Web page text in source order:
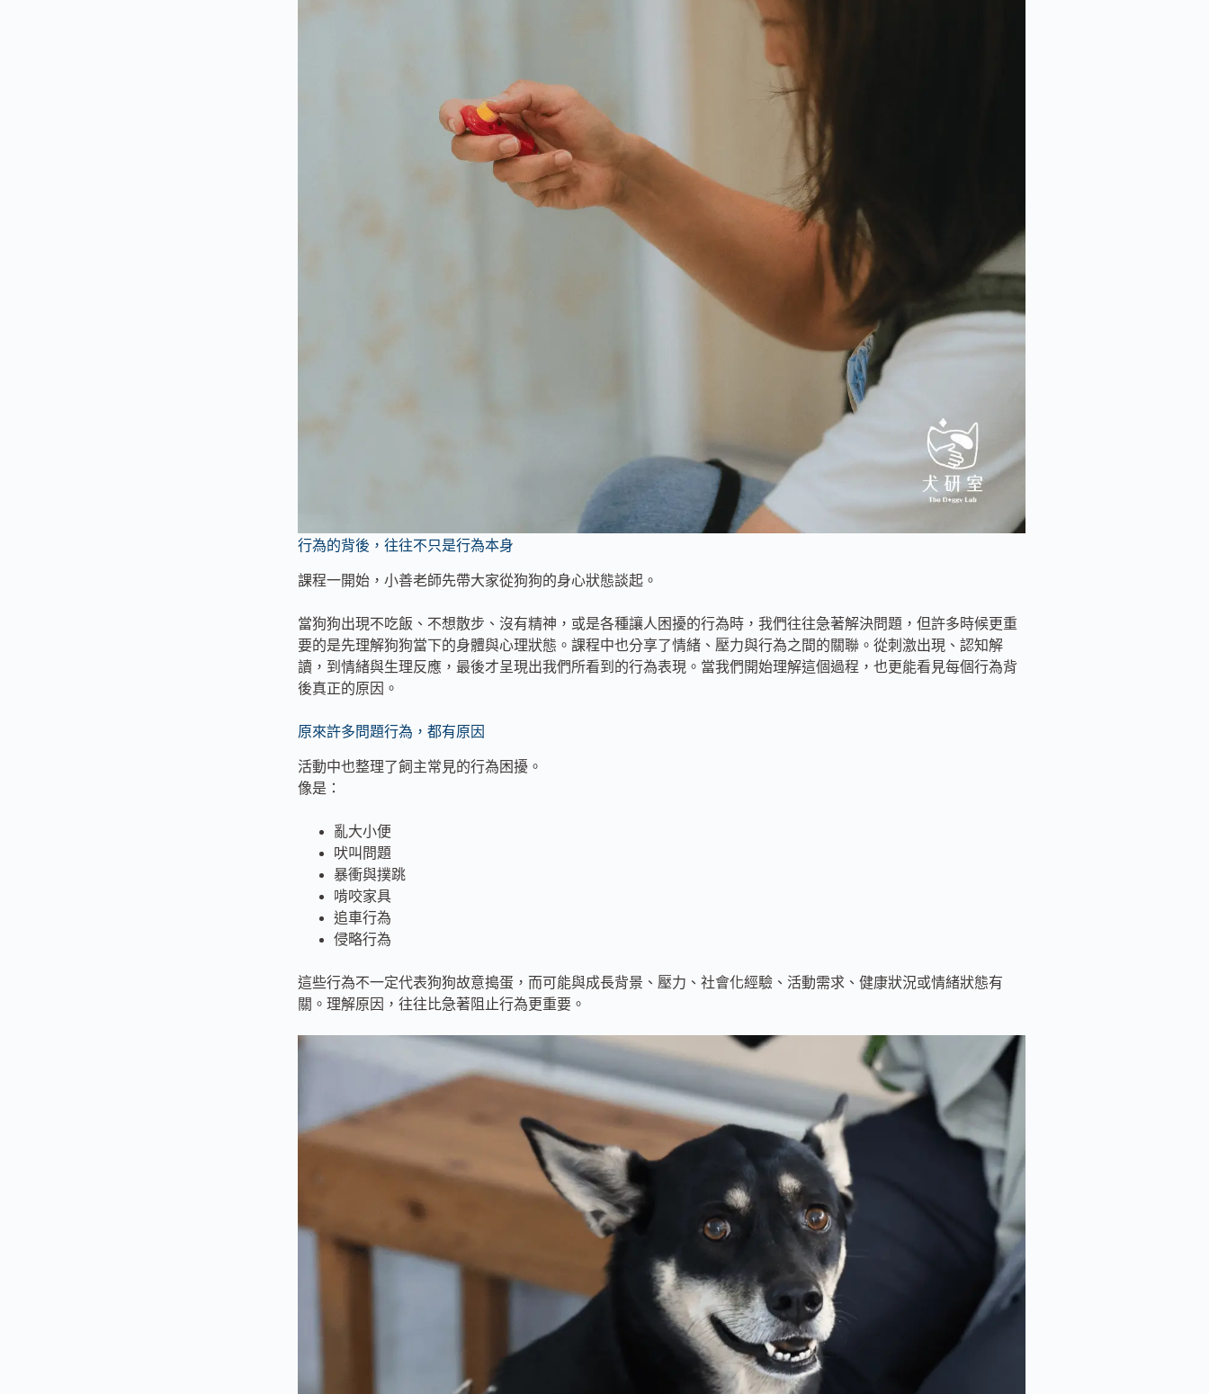
行為的背後，往往不只是行為本身
課程一開始，小善老師先帶大家從狗狗的身心狀態談起。
當狗狗出現不吃飯、不想散步、沒有精神，或是各種讓人困擾的行為時，我們往往急著解決問題，但許多時候更重
要的是先理解狗狗當下的身體與心理狀態。課程中也分享了情緒、壓力與行為之間的關聯。從刺激出現、認知解
讀，到情緒與生理反應，最後才呈現出我們所看到的行為表現。當我們開始理解這個過程，也更能看見每個行為背
後真正的原因。
原來許多問題行為，都有原因
活動中也整理了飼主常見的行為困擾。
像是：
亂大小便
吠叫問題
暴衝與撲跳
啃咬家具
追車行為
侵略行為
這些行為不一定代表狗狗故意搗蛋，而可能與成長背景、壓力、社會化經驗、活動需求、健康狀況或情緒狀態有
關。理解原因，往往比急著阻止行為更重要。